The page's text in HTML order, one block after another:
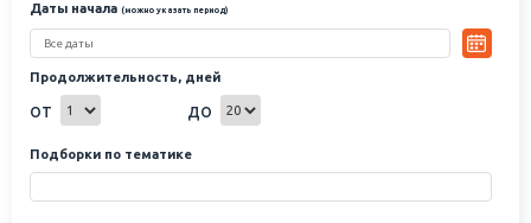
Даты начала (можно указать период)
Продолжительность, дней
от до
Подборки по тематике